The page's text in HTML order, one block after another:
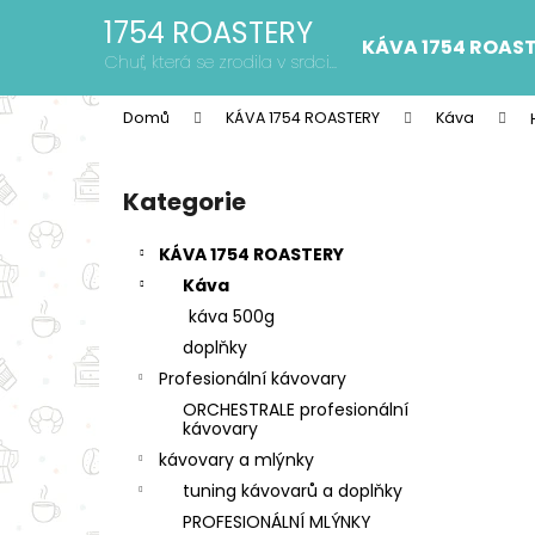
1754 ROASTERY
Chuť, která se zrodila v srdci
Moravského krasu
KÁVA 1754
Domů KÁVA 1754 ROASTERY Káva
P
o
r
n
n
a
Přeskočit
kategorie
Kategorie
KÁVA 1754 ROASTERY
Káva
káva 500g
doplňky
Profesionální kávovary
ORCHESTRALE profesionální
kávovary
kávovary a mlýnky
tuning kávovarů a doplňky
PROFESIONÁLNÍ MLÝNKY
í
Zpět
do
obchodu
Zpět
do
obchodu
1754 ROASTERY ESPRESSO BLEND NO.1